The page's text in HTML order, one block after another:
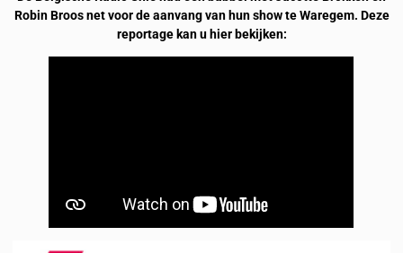
Robin Broos net voor de aanvang van hun show te Waregem. Deze
reportage kan u hier bekijken: